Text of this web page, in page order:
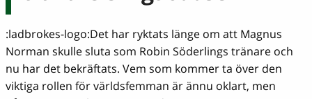
:ladbrokes-logo:Det har ryktats länge om att Magnus
Norman skulle sluta som Robin Söderlings tränare och
nu har det bekräftats. Vem som kommer ta över den
viktiga rollen för världsfemman är ännu oklart, men